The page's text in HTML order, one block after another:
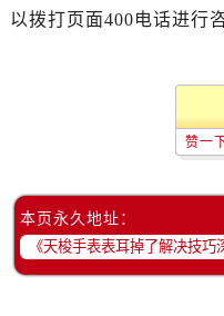
以拨打页面400电话进行
赞一
本页永久地址：